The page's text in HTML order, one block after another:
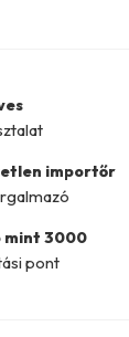
importőr
mint 3000
pont